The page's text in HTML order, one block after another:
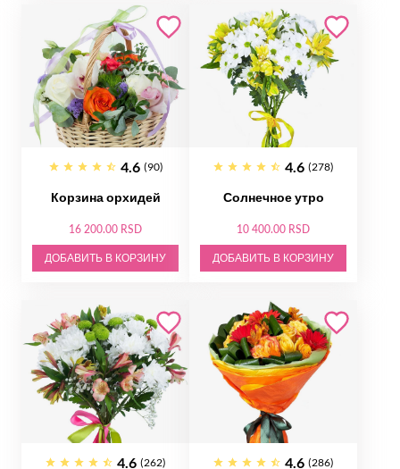
4.6 (90)
Корзина орхидей
16 200.00 RSD
ДОБАВИТЬ В КОРЗИНУ
4.6 (278)
Солнечное утро
10 400.00 RSD
ДОБАВИТЬ В КОРЗИНУ
4.6 (262) 4.6 (286)